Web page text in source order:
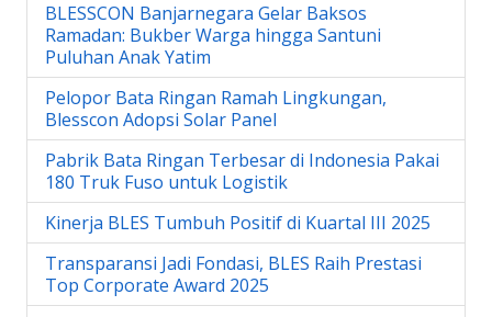
BLESSCON Banjarnegara Gelar Baksos
Ramadan: Bukber Warga hingga Santuni
Puluhan Anak Yatim
Pelopor Bata Ringan Ramah Lingkungan,
Blesscon Adopsi Solar Panel
Pabrik Bata Ringan Terbesar di Indonesia Pakai
180 Truk Fuso untuk Logistik
Kinerja BLES Tumbuh Positif di Kuartal III 2025
Transparansi Jadi Fondasi, BLES Raih Prestasi
Top Corporate Award 2025